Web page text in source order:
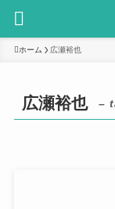
ホーム 広瀬裕也
広瀬裕也 –